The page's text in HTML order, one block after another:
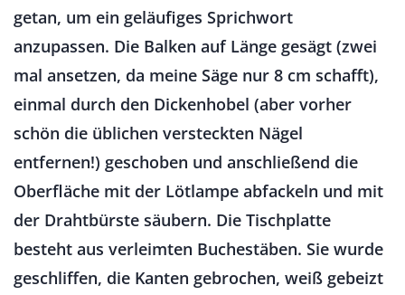
getan, um ein geläufiges Sprichwort
anzupassen. Die Balken auf Länge gesägt (zwei
mal ansetzen, da meine Säge nur 8 cm schafft),
einmal durch den Dickenhobel (aber vorher
schön die üblichen versteckten Nägel
entfernen!) geschoben und anschließend die
Oberfläche mit der Lötlampe abfackeln und mit
der Drahtbürste säubern. Die Tischplatte
besteht aus verleimten Buchestäben. Sie wurde
geschliffen, die Kanten gebrochen, weiß gebeizt